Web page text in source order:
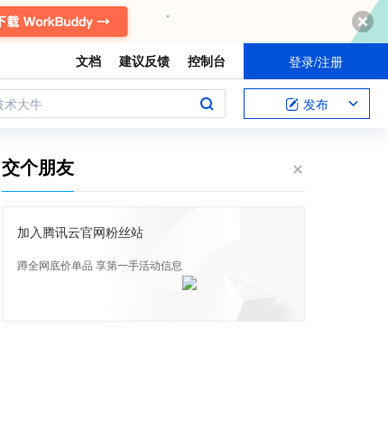
文档 建议反馈 控制台 登录/注册
术大牛 发布
交个朋友
加入腾讯云官网粉丝站
蹲全网底价单品 享第一手活动信息